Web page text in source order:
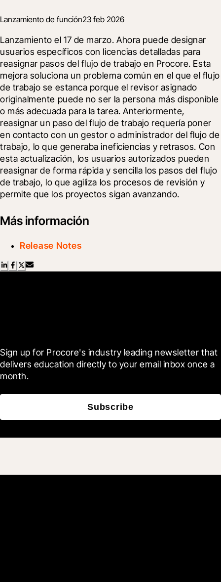
Lanzamiento de función23 feb 2026
Lanzamiento el 17 de marzo. Ahora puede designar
usuarios específicos con licencias detalladas para
reasignar pasos del flujo de trabajo en Procore. Esta
mejora soluciona un problema común en el que el flujo
de trabajo se estanca porque el revisor asignado
originalmente puede no ser la persona más disponible
o más adecuada para la tarea. Anteriormente,
reasignar un paso del flujo de trabajo requería poner
en contacto con un gestor o administrador del flujo de
trabajo, lo que generaba ineficiencias y retrasos. Con
esta actualización, los usuarios autorizados pueden
reasignar de forma rápida y sencilla los pasos del flujo
de trabajo, lo que agiliza los procesos de revisión y
permite que los proyectos sigan avanzando.
Más información
Release Notes
Sign up for Procore's industry leading newsletter that
delivers education directly to your email inbox once a
month.
Subscribe